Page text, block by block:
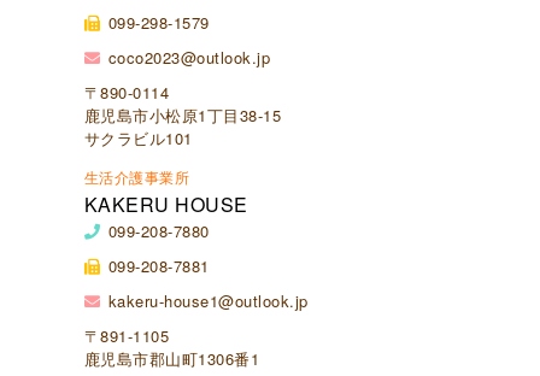
099-298-1579
coco2023@outlook.jp
〒890-0114
鹿児島市小松原1丁目38-15
サクラビル101
生活介護事業所
KAKERU HOUSE
099-208-7880
099-208-7881
kakeru-house1@outlook.jp
〒891-1105
鹿児島市郡山町1306番1